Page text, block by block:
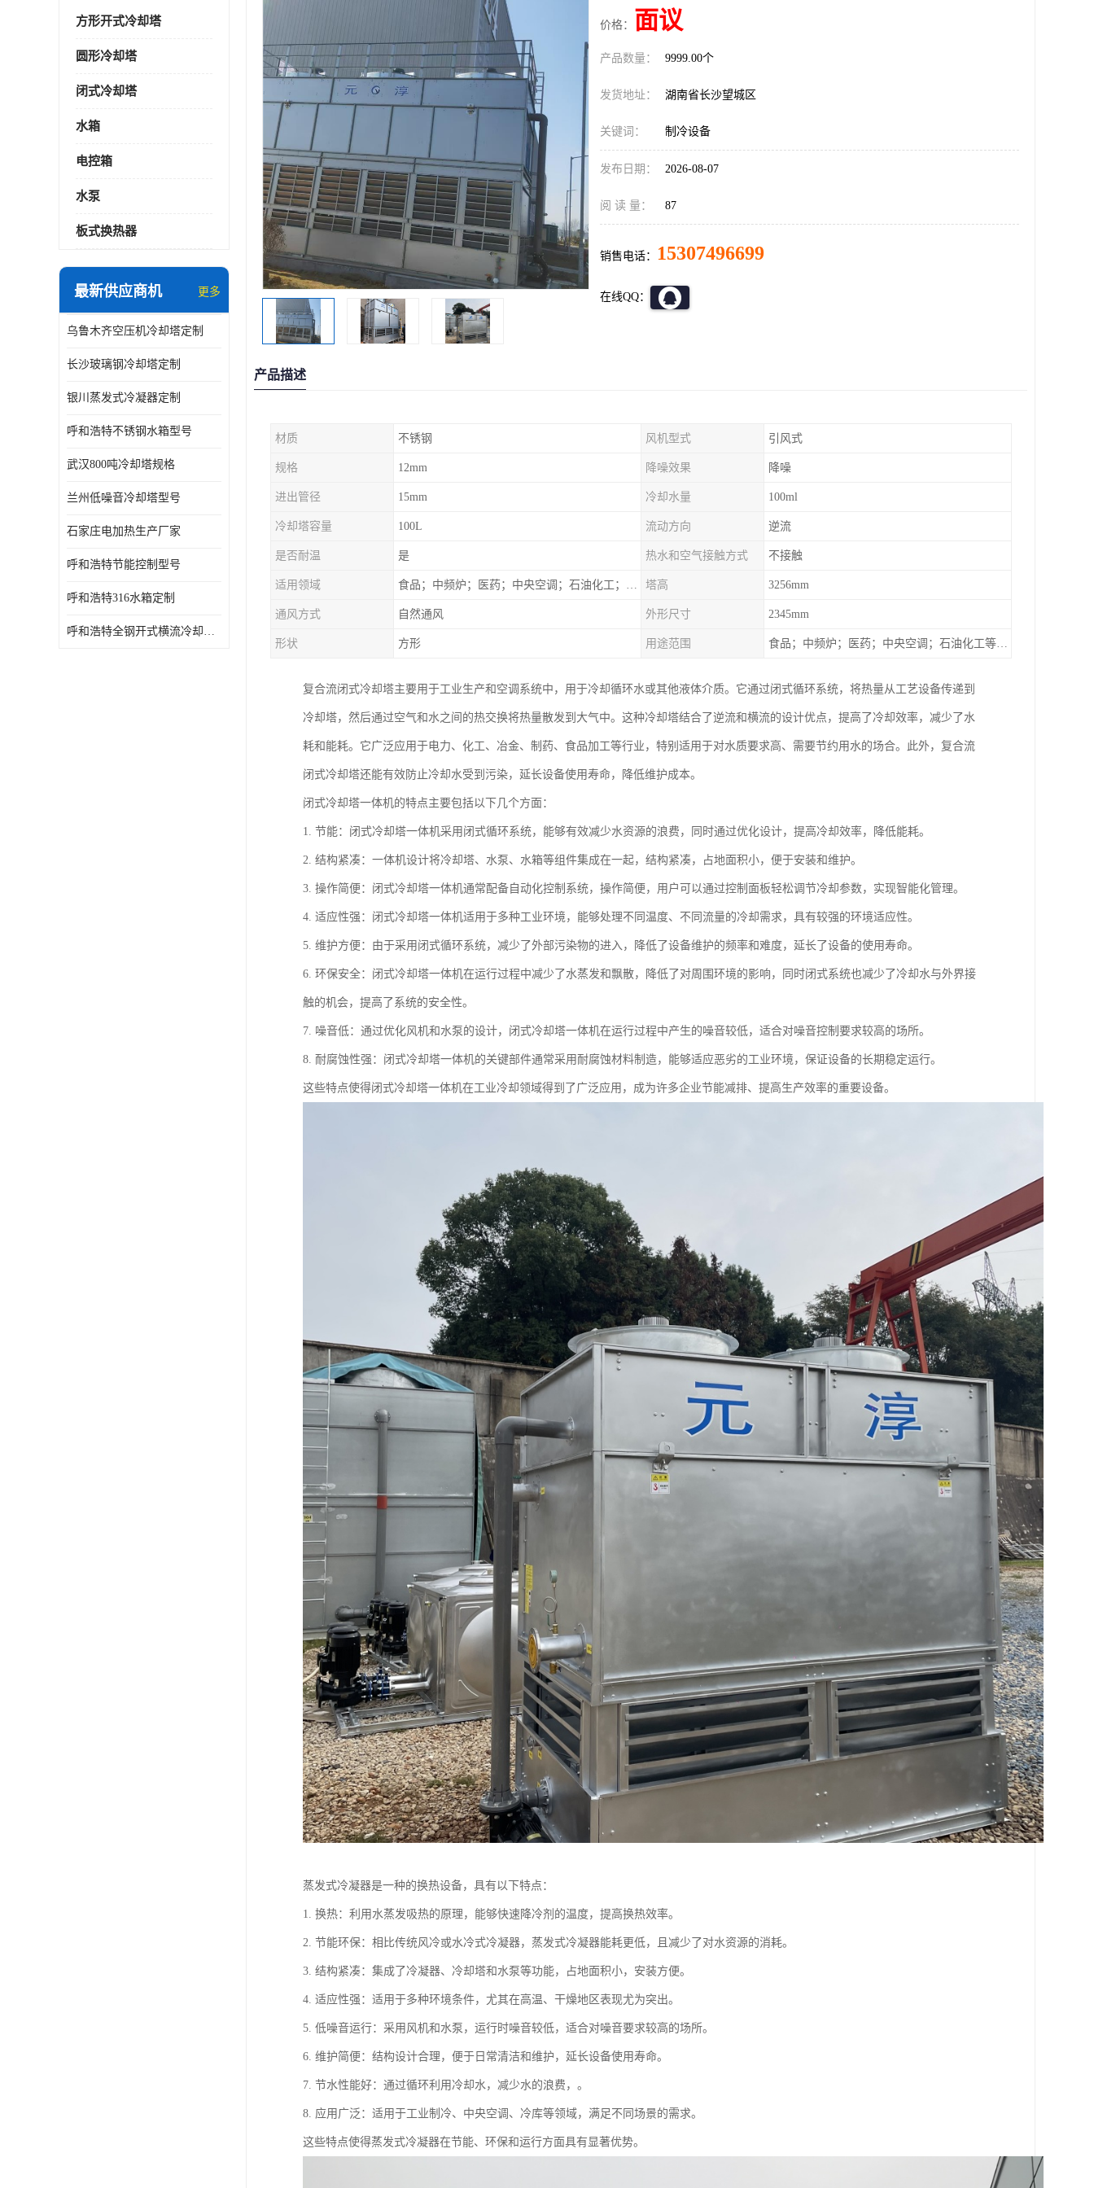
方形开式冷却塔
圆形冷却塔
闭式冷却塔
水箱
电控箱
水泵
板式换热器
最新供应商机 更多
乌鲁木齐空压机冷却塔定制
长沙玻璃钢冷却塔定制
银川蒸发式冷凝器定制
呼和浩特不锈钢水箱型号
武汉800吨冷却塔规格
兰州低噪音冷却塔型号
石家庄电加热生产厂家
呼和浩特节能控制型号
呼和浩特316水箱定制
呼和浩特全钢开式横流冷却塔型号
价格： 面议
产品数量： 9999.00个
发货地址： 湖南省长沙望城区
关键词： 制冷设备
发布日期： 2026-08-07
阅 读 量： 87
销售电话： 15307496699
在线QQ：
产品描述
材质 不锈钢 风机型式 引风式
规格 12mm 降噪效果 降噪
进出管径 15mm 冷却水量 100ml
冷却塔容量 100L 流动方向 逆流
是否耐温 是 热水和空气接触方式 不接触
适用领域 食品；中频炉；医药；中央空调；石油化工；锻造；冶金；电子；新材料 塔高 3256mm
通风方式 自然通风 外形尺寸 2345mm
形状 方形 用途范围 食品；中频炉；医药；中央空调；石油化工等行业设备的换热降温
复合流闭式冷却塔主要用于工业生产和空调系统中，用于冷却循环水或其他液体介质。它通过闭式循环系统，将热量从工艺设备传递到
冷却塔，然后通过空气和水之间的热交换将热量散发到大气中。这种冷却塔结合了逆流和横流的设计优点，提高了冷却效率，减少了水
耗和能耗。它广泛应用于电力、化工、冶金、制药、食品加工等行业，特别适用于对水质要求高、需要节约用水的场合。此外，复合流
闭式冷却塔还能有效防止冷却水受到污染，延长设备使用寿命，降低维护成本。
闭式冷却塔一体机的特点主要包括以下几个方面：
1. 节能：闭式冷却塔一体机采用闭式循环系统，能够有效减少水资源的浪费，同时通过优化设计，提高冷却效率，降低能耗。
2. 结构紧凑：一体机设计将冷却塔、水泵、水箱等组件集成在一起，结构紧凑，占地面积小，便于安装和维护。
3. 操作简便：闭式冷却塔一体机通常配备自动化控制系统，操作简便，用户可以通过控制面板轻松调节冷却参数，实现智能化管理。
4. 适应性强：闭式冷却塔一体机适用于多种工业环境，能够处理不同温度、不同流量的冷却需求，具有较强的环境适应性。
5. 维护方便：由于采用闭式循环系统，减少了外部污染物的进入，降低了设备维护的频率和难度，延长了设备的使用寿命。
6. 环保安全：闭式冷却塔一体机在运行过程中减少了水蒸发和飘散，降低了对周围环境的影响，同时闭式系统也减少了冷却水与外界接
触的机会，提高了系统的安全性。
7. 噪音低：通过优化风机和水泵的设计，闭式冷却塔一体机在运行过程中产生的噪音较低，适合对噪音控制要求较高的场所。
8. 耐腐蚀性强：闭式冷却塔一体机的关键部件通常采用耐腐蚀材料制造，能够适应恶劣的工业环境，保证设备的长期稳定运行。
这些特点使得闭式冷却塔一体机在工业冷却领域得到了广泛应用，成为许多企业节能减排、提高生产效率的重要设备。
蒸发式冷凝器是一种的换热设备，具有以下特点：
1. 换热：利用水蒸发吸热的原理，能够快速降冷剂的温度，提高换热效率。
2. 节能环保：相比传统风冷或水冷式冷凝器，蒸发式冷凝器能耗更低，且减少了对水资源的消耗。
3. 结构紧凑：集成了冷凝器、冷却塔和水泵等功能，占地面积小，安装方便。
4. 适应性强：适用于多种环境条件，尤其在高温、干燥地区表现尤为突出。
5. 低噪音运行：采用风机和水泵，运行时噪音较低，适合对噪音要求较高的场所。
6. 维护简便：结构设计合理，便于日常清洁和维护，延长设备使用寿命。
7. 节水性能好：通过循环利用冷却水，减少水的浪费，。
8. 应用广泛：适用于工业制冷、中央空调、冷库等领域，满足不同场景的需求。
这些特点使得蒸发式冷凝器在节能、环保和运行方面具有显著优势。